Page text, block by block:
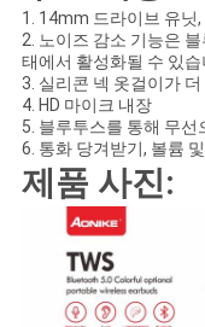
1. 14mm 드라이브 유닛
2. 노이즈 감소 기능은
태에서 활성화될 수 있습
3. 실리콘 넥 옷걸이가
4. HD 마이크 내장
5. 블루투스를 통해 무선
6. 통화 당겨받기, 볼륨
제품 사진: